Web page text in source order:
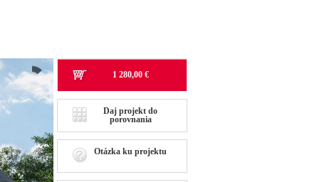
1 280,00 €
Daj projekt do
porovnania
Otázka ku projektu